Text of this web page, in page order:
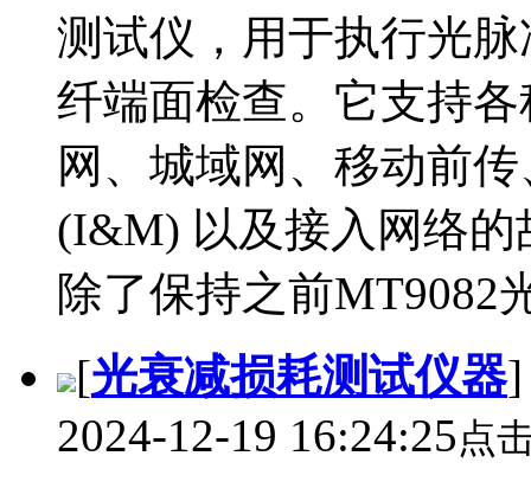
测试仪，用于执行光
纤端面检查。它支持
网、城域网、移动前
(I&M) 以及接入网络
除了保持之前MT9082
[光衰减损耗测试仪器
2024-12-19 16:24:25点